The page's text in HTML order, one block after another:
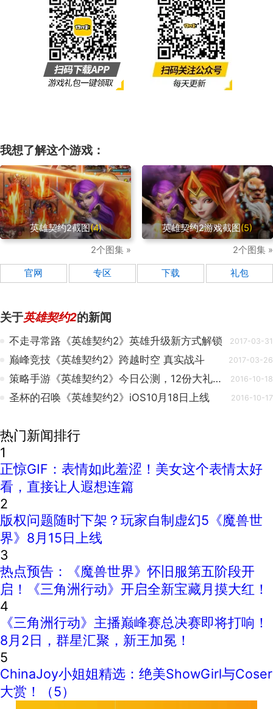
我想了解这个游戏：
英雄契约2截图(4)
2个图集 »
英雄契约2游戏截图(5)
2个图集 »
官网 专区 下载 礼包
关于英雄契约2的新闻
不走寻常路《英雄契约2》英雄升级新方式解锁 2017-03-31
巅峰竞技《英雄契约2》跨越时空 真实战斗 2017-03-26
策略手游《英雄契约2》今日公测，12份大礼回馈玩家 2016-10-18
圣杯的召唤《英雄契约2》iOS10月18日上线 2016-10-17
热门新闻排行
1
正惊GIF：表情如此羞涩！美女这个表情太好
看，直接让人遐想连篇
2
版权问题随时下架？玩家自制虚幻5《魔兽世
界》8月15日上线
3
热点预告：《魔兽世界》怀旧服第五阶段开
启！《三角洲行动》开启全新宝藏月摸大红！
4
《三角洲行动》主播巅峰赛总决赛即将打响！
8月2日，群星汇聚，新王加冕！
5
ChinaJoy小姐姐精选：绝美ShowGirl与Coser
大赏！（5）